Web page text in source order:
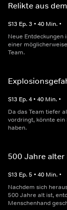
Relikte aus
S13 Ep.3 • 40 Min. •
Neue Entdeckungen
einer
Team.
S13 Ep.4 • 40 Min. •
Da das Team tiefer
vordringt, könnte ein
haben.
500 Jahre alter
S13 Ep.5 • 40 Min. •
Nachdem sich
500 Jahre alt ist,
Menschenhand